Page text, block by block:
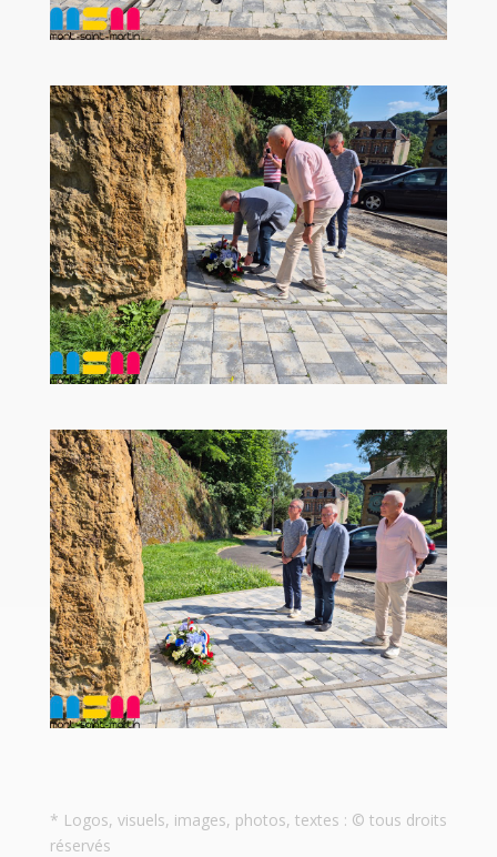
* Logos, visuels, images, photos, textes : © tous droits
réservés